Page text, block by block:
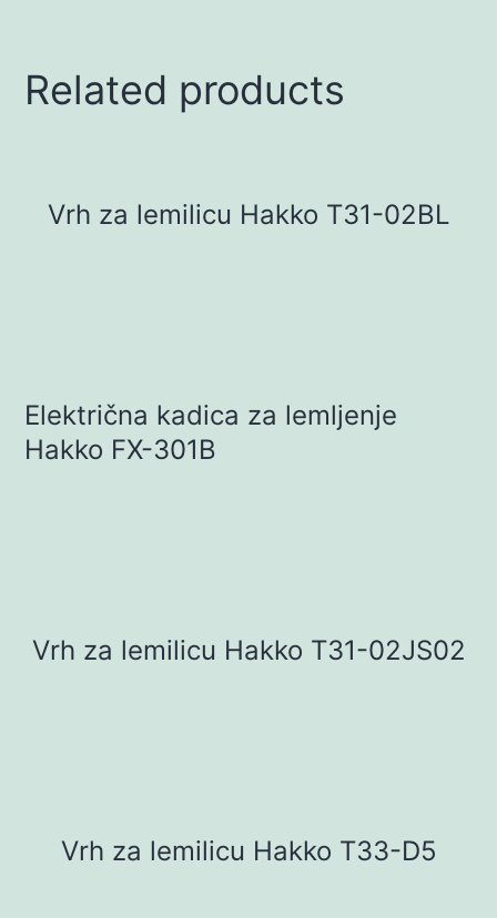
Related products
Vrh za lemilicu Hakko T31-02BL
Električna kadica za lemljenje
Hakko FX-301B
Vrh za lemilicu Hakko T31-02JS02
Vrh za lemilicu Hakko T33-D5